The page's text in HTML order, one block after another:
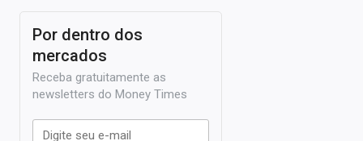
Por dentro dos
mercados
Receba gratuitamente as
newsletters do Money Times